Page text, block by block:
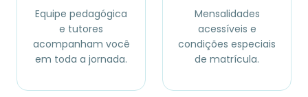
Equipe pedagógica
e tutores
acompanham você
em toda a jornada.
Mensalidades
acessíveis e
condições especiais
de matrícula.